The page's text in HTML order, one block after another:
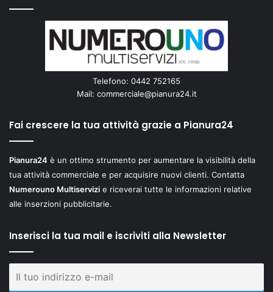
Telefono: 0442 752165
Mail: commerciale@pianura24.it
Fai crescere la tua attività grazie a Pianura24
Pianura24 è un ottimo strumento per aumentare la visibilità della
tua attività commerciale e per acquisire nuovi clienti. Contatta
Numerouno Multiservizi e riceverai tutte le informazioni relative
alle inserzioni pubblicitarie.
Inserisci la tua mail e iscriviti alla Newsletter